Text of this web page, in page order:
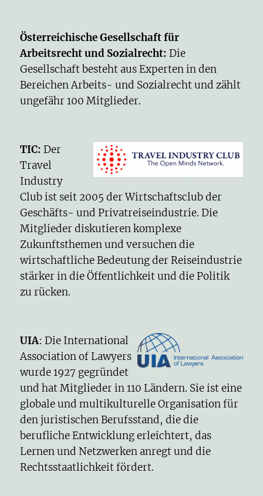
Österreichische Gesellschaft für
Arbeitsrecht und Sozialrecht: Die
Gesellschaft besteht aus Experten in den
Bereichen Arbeits- und Sozialrecht und zählt
ungefähr 100 Mitglieder.
TIC: Der
Travel
Industry
Clubist seit 2005 der Wirtschaftsclub der
Geschäfts- und Privatreiseindustrie. Die
Mitglieder diskutieren komplexe
Zukunftsthemen und versuchen die
wirtschaftliche Bedeutung der Reiseindustrie
stärker in die Öffentlichkeit und die Politik
zu rücken.
UIA: Die International
Association of Lawyers
wurde 1927 gegründet
und hat Mitglieder in 110 Ländern. Sie ist eine
globale und multikulturelle Organisation für
den juristischen Berufsstand, die die
berufliche Entwicklung erleichtert, das
Lernen und Netzwerken anregt und die
Rechtsstaatlichkeit fördert.